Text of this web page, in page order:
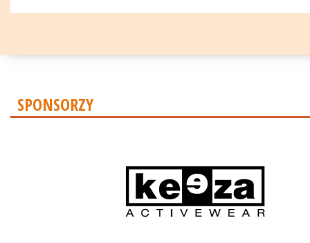
SPONSORZY